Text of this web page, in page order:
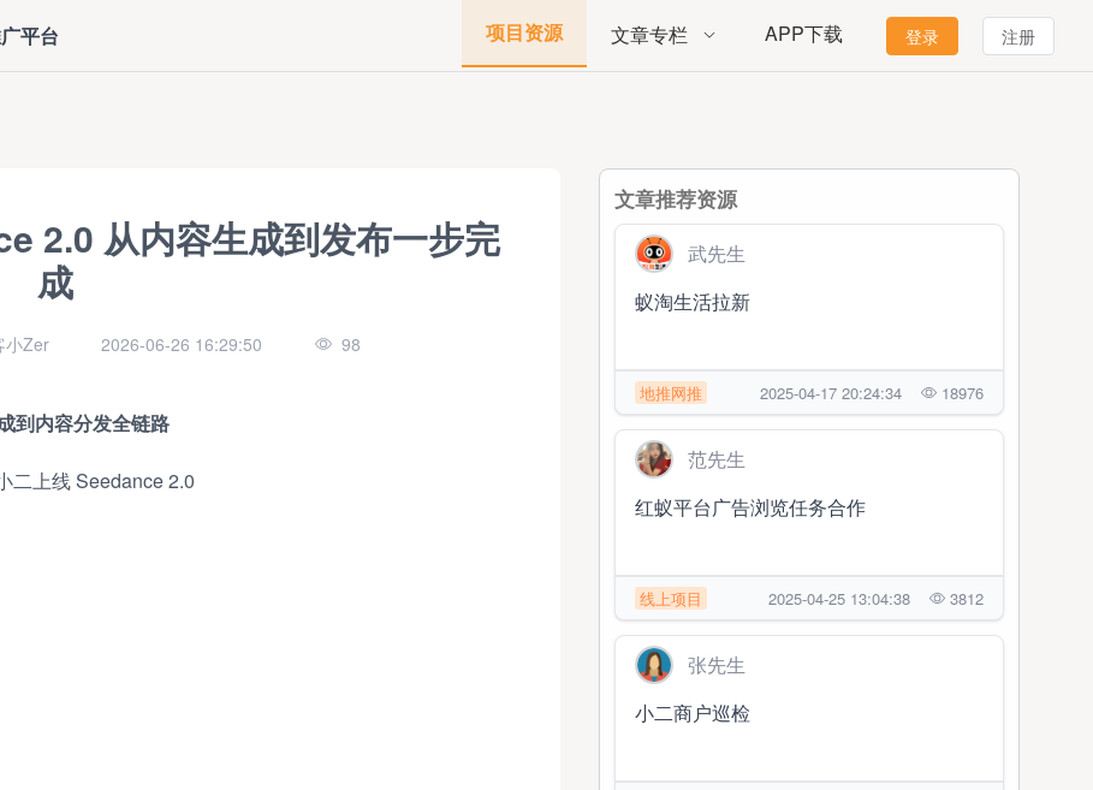
平台 项目资源 文章专栏 APP下载 登录 注册
2.0 从内容生成到发布一步完
成
小Zer 2026-06-26 16:29:50 98
到内容分发全链路
文章推荐资源
武先生
蚁淘生活拉新
地推网推 2025-04-17 20:24:34 18976
范先生
红蚁平台广告浏览任务合作
线上项目 2025-04-25 13:04:38 3812
张先生
小二商户巡检